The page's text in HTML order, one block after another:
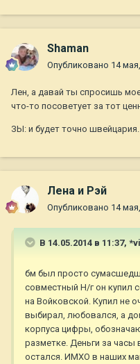
Shaman
Опубликовано 14
Лен, а давай ты спросишь
что-то посоветует за тот
ЗЫ: и будет точно швейцария.
Лена и Рэй
Опубликовано 14
В 14.05.2014 в 11:37,
бм был просто
совместный Н/г он купил
на Войковской. Купил не
выбирал, любовался, а
корпуса цифры,
разметке. Деньги за часы
остался. ИМХО в наших